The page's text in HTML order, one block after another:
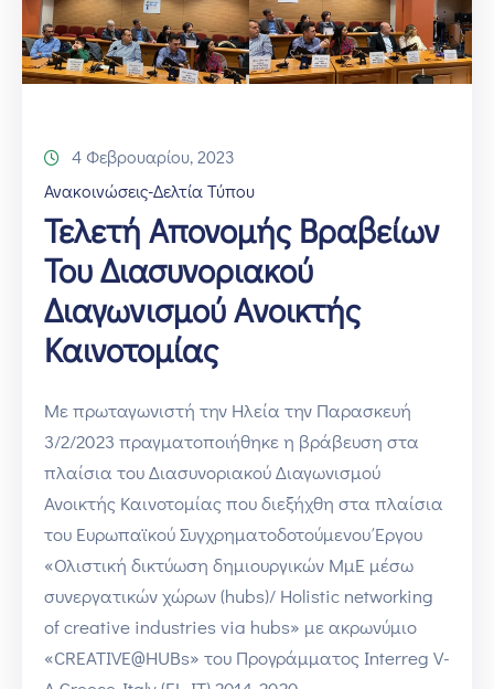
4 Φεβρουαρίου, 2023
Ανακοινώσεις-Δελτία Τύπου
Τελετή Απονομής Βραβείων
Του Διασυνοριακού
Διαγωνισμού Ανοικτής
Καινοτομίας
Με πρωταγωνιστή την Ηλεία την Παρασκευή
3/2/2023 πραγματοποιήθηκε η βράβευση στα
πλαίσια του Διασυνοριακού Διαγωνισμού
Ανοικτής Καινοτομίας που διεξήχθη στα πλαίσια
του Ευρωπαϊκού Συγχρηματοδοτούμενου Έργου
«Ολιστική δικτύωση δημιουργικών ΜμΕ μέσω
συνεργατικών χώρων (hubs)/ Holistic networking
of creative industries via hubs» με ακρωνύμιο
«CREATIVE@HUBs» του Προγράμματος Interreg V-